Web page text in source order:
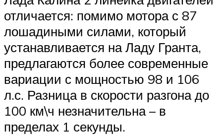
отличается: помимо мотора с 87
лошадиными силами, который
устанавливается на Ладу Гранта,
предлагаются более современные
вариации с мощностью 98 и 106
л.с. Разница в скорости разгона до
100 км\ч незначительна – в
пределах 1 секунды.